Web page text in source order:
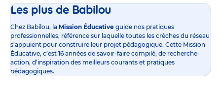
Les plus de Babilou
Chez Babilou, la Mission Éducative guide nos pratiques
professionnelles, référence sur laquelle toutes les crèches du réseau
s’appuient pour construire leur projet pédagogique. Cette Mission
Éducative, c’est 16 années de savoir-faire compilé, de recherche-
action, d’inspiration des meilleurs courants et pratiques
pédagogiques.